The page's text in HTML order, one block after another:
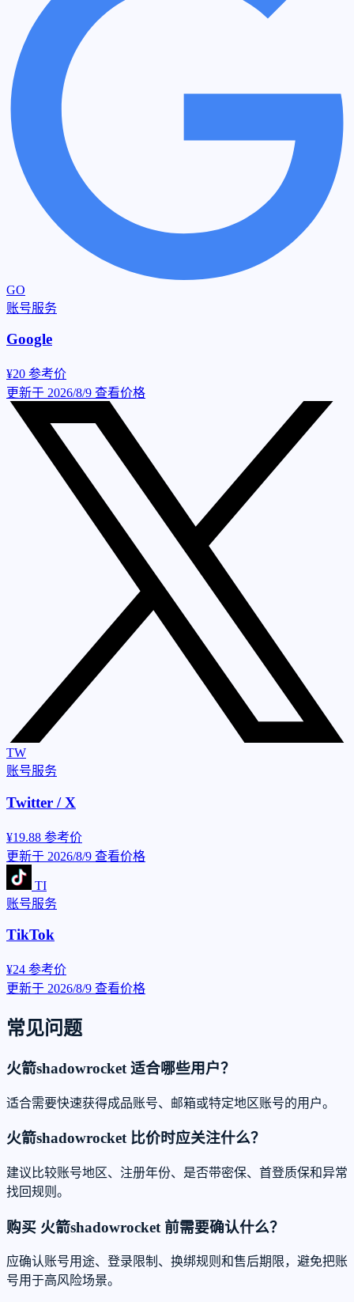
GO
账号服务
Google
¥20 参考价
更新于 2026/8/9 查看价格
TW
账号服务
Twitter / X
¥19.88 参考价
更新于 2026/8/9 查看价格
TI
账号服务
TikTok
¥24 参考价
更新于 2026/8/9 查看价格
常见问题
火箭shadowrocket 适合哪些用户？
适合需要快速获得成品账号、邮箱或特定地区账号的用户。
火箭shadowrocket 比价时应关注什么？
建议比较账号地区、注册年份、是否带密保、首登质保和异常
找回规则。
购买 火箭shadowrocket 前需要确认什么？
应确认账号用途、登录限制、换绑规则和售后期限，避免把账
号用于高风险场景。